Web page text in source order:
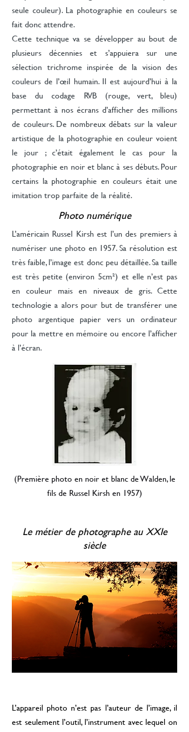
seule couleur). La photographie en couleurs se
fait donc attendre.
Cette technique va se développer au bout de
plusieurs décennies et s’appuiera sur une
sélection trichrome inspirée de la vision des
couleurs de l’œil humain. Il est aujourd’hui à la
base du codage RVB (rouge, vert, bleu)
permettant à nos écrans d’afficher des millions
de couleurs. De nombreux débats sur la valeur
artistique de la photographie en couleur voient
le jour ; c’était également le cas pour la
photographie en noir et blanc à ses débuts. Pour
certains la photographie en couleurs était une
imitation trop parfaite de la réalité.
Photo numérique
L’américain Russel Kirsh est l’un des premiers à
numériser une photo en 1957. Sa résolution est
très faible, l’image est donc peu détaillée. Sa taille
est très petite (environ 5cm²) et elle n’est pas
en couleur mais en niveaux de gris. Cette
technologie a alors pour but de transférer une
photo argentique papier vers un ordinateur
pour la mettre en mémoire ou encore l’afficher
à l’écran.
(Première photo en noir et blanc de Walden, le
fils de Russel Kirsh en 1957)
Le métier de photographe au XXIe
siècle
L’appareil photo n’est pas l’auteur de l’image, il
est seulement l’outil, l’instrument avec lequel on